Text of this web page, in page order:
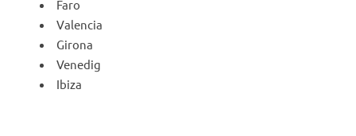
Faro
Valencia
Girona
Venedig
Ibiza